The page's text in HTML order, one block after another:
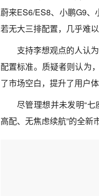
蔚来ES6/ES8、小鹏G9
若无大三排配置，几乎难
支持李想观点的人认
配置标准。质疑者则认为
了市场空白，提升了用户
尽管理想并未发明“
高配、无焦虑续航”的全